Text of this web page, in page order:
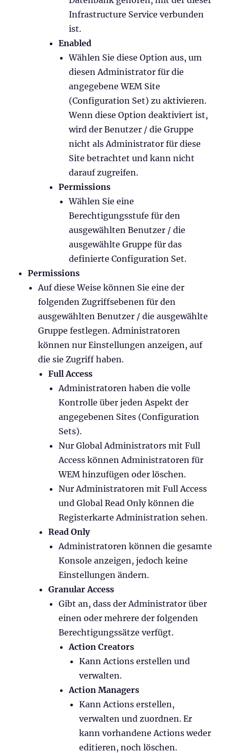
Infrastructure Service verbunden
ist.
Enabled
Wählen Sie diese Option aus, um
diesen Administrator für die
angegebene WEM Site
(Configuration Set) zu aktivieren.
Wenn diese Option deaktiviert ist,
wird der Benutzer / die Gruppe
nicht als Administrator für diese
Site betrachtet und kann nicht
darauf zugreifen.
Permissions
Wählen Sie eine
Berechtigungsstufe für den
ausgewählten Benutzer / die
ausgewählte Gruppe für das
definierte Configuration Set.
Permissions
Auf diese Weise können Sie eine der
folgenden Zugriffsebenen für den
ausgewählten Benutzer / die ausgewählte
Gruppe festlegen. Administratoren
können nur Einstellungen anzeigen, auf
die sie Zugriff haben.
Full Access
Administratoren haben die volle
Kontrolle über jeden Aspekt der
angegebenen Sites (Configuration
Sets).
Nur Global Administrators mit Full
Access können Administratoren für
WEM hinzufügen oder löschen.
Nur Administratoren mit Full Access
und Global Read Only können die
Registerkarte Administration sehen.
Read Only
Administratoren können die gesamte
Konsole anzeigen, jedoch keine
Einstellungen ändern.
Granular Access
Gibt an, dass der Administrator über
einen oder mehrere der folgenden
Berechtigungssätze verfügt.
Action Creators
Kann Actions erstellen und
verwalten.
Action Managers
Kann Actions erstellen,
verwalten und zuordnen. Er
kann vorhandene Actions weder
editieren, noch löschen.